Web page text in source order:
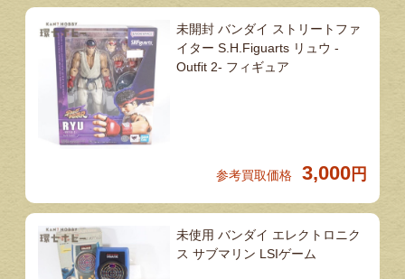
未開封 バンダイ ストリートファ
イター S.H.Figuarts リュウ -
Outfit 2- フィギュア
参考買取価格 3,000 円
未使用 バンダイ エレクトロニク
ス サブマリン LSIゲーム